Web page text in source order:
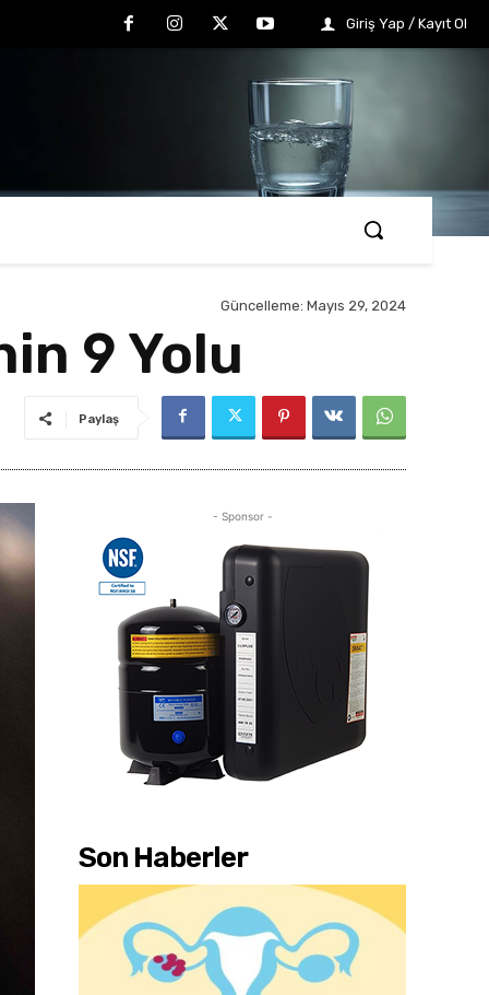
Giriş Yap / Kayıt Ol
Güncelleme: Mayıs 29, 2024
9 Yolu
Paylaş
- Sponsor -
Son Haberler